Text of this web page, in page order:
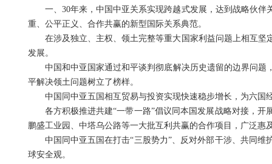
一、30年来，中国中亚关系实现跨越式发展，达到战略伙
重、公平正义、合作共赢的新型国际关系典范。
在涉及独立、主权、领土完整等重大国家利益问题上相互
发展。
中国和中亚国家通过和平谈判彻底解决历史遗留的边界问
平解决领土问题树立了榜样。
中国同中亚五国相互贸易与投资实现快速稳步增长，为六国
各方积极推进共建“一带一路”倡议同本国发展战略对接，
鹏盛工业园、中塔乌公路等一大批互利共赢的合作项目，广泛惠
中国同中亚五国在打击“三股势力”、反对外部干涉、共同
球安全观。